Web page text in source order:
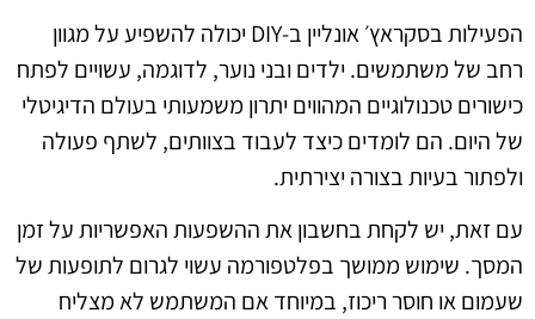
הפעילות בסקראץ׳ אונליין ב‑DIY יכולה להשפיע על מגוון
רחב של משתמשים. ילדים ובני נוער, לדוגמה, עשויים לפתח
כישורים טכנולוגיים המהווים יתרון משמעותי בעולם הדיגיטלי
של היום. הם לומדים כיצד לעבוד בצוותים, לשתף פעולה
ולפתור בעיות בצורה יצירתית.
עם זאת, יש לקחת בחשבון את ההשפעות האפשריות על זמן
המסך. שימוש ממושך בפלטפורמה עשוי לגרום לתופעות של
שעמום או חוסר ריכוז, במיוחד אם המשתמש לא מצליח